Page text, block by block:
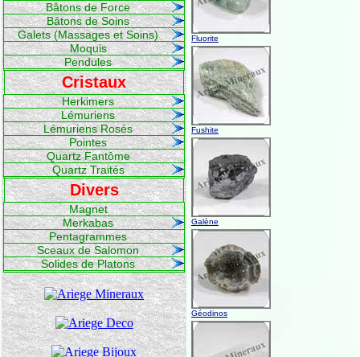
Bâtons de Force
Bâtons de Soins
Galets (Massages et Soins)
Moquis
Pendules
Cristaux
Herkimers
Lémuriens
Lémuriens Rosés
Pointes
Quartz Fantôme
Quartz Traités
Divers
Magnet
Merkabas
Pentagrammes
Sceaux de Salomon
Solides de Platons
Fluorite
Fushite
Galène
Géodinos